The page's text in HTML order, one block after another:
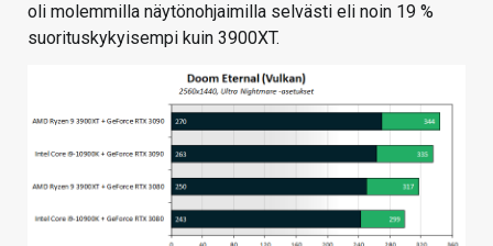
oli molemmilla näytönohjaimilla selvästi eli noin 19 %
suorituskykyisempi kuin 3900XT.